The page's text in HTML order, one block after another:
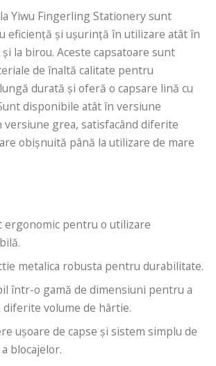
Yiwu Fingerling Stationery sunt
eficiență și ușurință în utilizare atât în
și la birou. Aceste capsatoare sunt
de înaltă calitate pentru
durată și oferă o capsare lină cu
disponibile atât în ​​versiune
versiune grea, satisfacând diferite
obișnuită până la utilizare de mare
ergonomic pentru o utilizare
metalica robusta pentru durabilitate.
într-o gamă de dimensiuni pentru a
diferite volume de hârtie.
ușoare de capse și sistem simplu de
blocajelor.